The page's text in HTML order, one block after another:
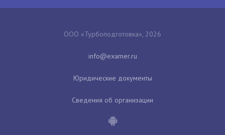
ООО «Турбоподготовка», 2026
Юридические документы
Сведения об организации